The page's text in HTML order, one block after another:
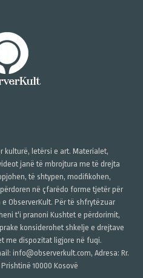
kulturë, letërsi e art. Materialet,
janë të mbrojtura me të drejta
të shtypen, modifikohen,
në çfarëdo forme tjetër për
ObserverKult. Për të shfrytëzuar
t'i pranoni Kushtet e përdorimit,
konsiderohet shkelje e drejtave
me dispozitat ligjore në fuqi.
info@observerkult.com, Adresa: Rr.
10000 Kosovë